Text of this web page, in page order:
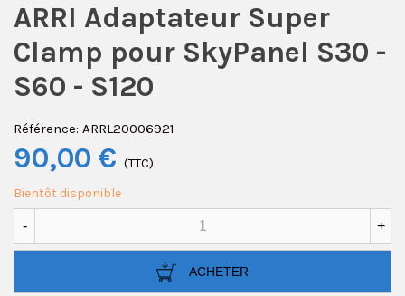
ARRI Adaptateur Super
Clamp pour SkyPanel S30 -
S60 - S120
Référence: ARRL20006921
90,00 € (TTC)
Bientôt disponible
- +
ACHETER